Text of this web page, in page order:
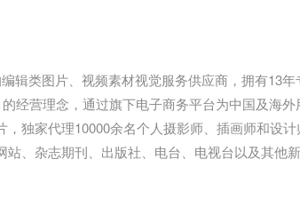
辑类图片、视频素材视觉服务供应商，拥有13
的经营理念，通过旗下电子商务平台为中国及海
独家代理10000余名个人摄影师、插画师和设
、杂志期刊、出版社、电台、电视台以及其他新